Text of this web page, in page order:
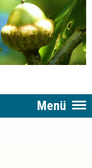
Menü